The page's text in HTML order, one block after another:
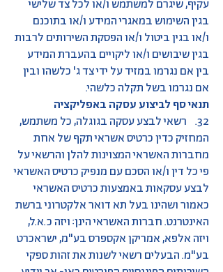
עקיף, שיגרם למשתמש ו/או לכל צד שלישי
בגין השימוש במאגרי המידע ו/או בתוכנם
ו/או בגין ביטול ו/או הפסקת השירותים לרבות
בגין שיבושים ו/או ליקויים בהעברת המידע
בין אם נגרמו במזיד על ידי צד ג' כלשהו ובין
אם נגרמו בשל תקלה כלשהי.
תנאי סף לביצוע עסקה באפליקציה
32. רשאי לבצע עסקה בגוגלה, כל משתמש,
המחזיק כדין כרטיס אשראי תקף של אחת
מחברות האשראי המצוינות להלן והרשאי על
פי כל דין ו/או הסכם עם מנפיק כרטיס האשראי
לבצע עסקאות באמצעות כרטיס האשראי
כאמור ושהינו בעל תא דואר אלקטרוני ברשת
האינטרנט. חברות האשראי הינן: ויזה כ.א.ל,
ויזה אלפא, אמריקן אקספרס בע"מ, ישראכרט
בע"מ. הבעלים רשאי לשנות את זהות ספקי